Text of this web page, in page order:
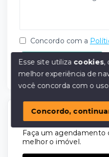
Concordo com a
WhatsApp
Agende agora sua
Faça um agendamento
melhor o imóvel.
Esse site utiliza cookies,
melhor experiência de
você concorda com o
Concordo,